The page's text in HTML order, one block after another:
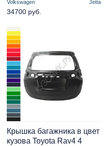
Volkswagen Jetta
34700 руб.
Крышка багажника в цвет
кузова Toyota Rav4 4